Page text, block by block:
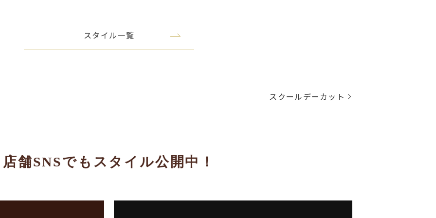
スタイル一覧
スクールデーカット
店舗SNSでもスタイル公開中！